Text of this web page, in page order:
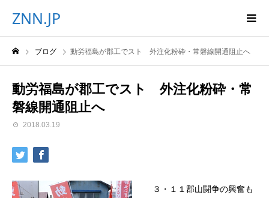
ZNN.JP
ブログ 動労福島が郡工でスト 外注化粉砕・常磐線開通阻止へ
動労福島が郡工でスト 外注化粉砕・常
磐線開通阻止へ
2018.03.19
３・１１郡山闘争の興奮も